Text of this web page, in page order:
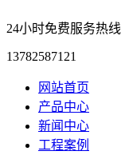
24小时免费服务热线
13782587121
网站首页
产品中心
新闻中心
工程案例